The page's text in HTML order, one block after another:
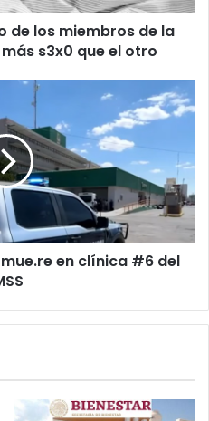
de los miembros de la
s3x0 que el otro
en clínica #6 del